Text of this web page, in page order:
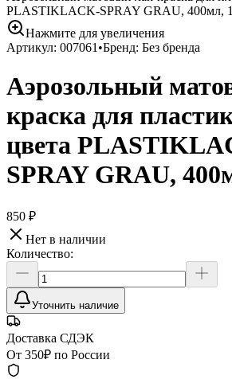
PLASTIKLACK-SPRAY GRAU, 400мл,
Нажмите для увеличения
Артикул: 007061 •Бренд: Без бренда
Аэрозольный
краска для
цвета
SPRAY GRAU,
850 ₽
Нет в наличии
Количество:
Уточнить наличие
Доставка СДЭК
От 350₽ по России